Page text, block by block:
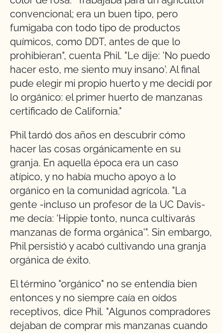
convencional; era un buen tipo, pero
fumigaba con todo tipo de productos
químicos, como DDT, antes de que lo
prohibieran", cuenta Phil. "Le dije: 'No puedo
hacer esto, me siento muy insano'. Al final
pude elegir mi propio huerto y me decidí por
lo orgánico: el primer huerto de manzanas
certificado de California."
Phil tardó dos años en descubrir cómo
hacer las cosas orgánicamente en su
granja. En aquella época era un caso
atípico, y no había mucho apoyo a lo
orgánico en la comunidad agrícola. "La
gente -incluso un profesor de la UC Davis-
me decía: 'Hippie tonto, nunca cultivarás
manzanas de forma orgánica'". Sin embargo,
Phil persistió y acabó cultivando una granja
orgánica de éxito.
El término "orgánico" no se entendía bien
entonces y no siempre caía en oídos
receptivos, dice Phil. "Algunos compradores
dejaban de comprar mis manzanas cuando